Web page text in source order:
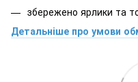
збережено ярлики та
Детальніше про умови